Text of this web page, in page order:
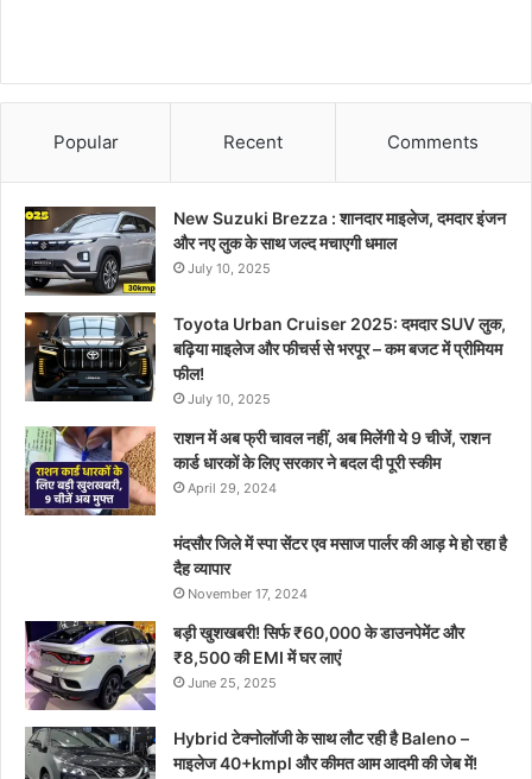
Popular Recent Comments
New Suzuki Brezza : शानदार माइलेज, दमदार इंजन
और नए लुक के साथ जल्द मचाएगी धमाल
July 10, 2025
Toyota Urban Cruiser 2025: दमदार SUV लुक,
बढ़िया माइलेज और फीचर्स से भरपूर – कम बजट में प्रीमियम
फील!
July 10, 2025
राशन में अब फ्री चावल नहीं, अब मिलेंगी ये 9 चीजें, राशन
कार्ड धारकों के लिए सरकार ने बदल दी पूरी स्कीम
April 29, 2024
मंदसौर जिले में स्पा सेंटर एव मसाज पार्लर की आड़ मे हो रहा है
दैह व्यापार
November 17, 2024
बड़ी खुशखबरी! सिर्फ ₹60,000 के डाउनपेमेंट और
₹8,500 की EMI में घर लाएं
June 25, 2025
Hybrid टेक्नोलॉजी के साथ लौट रही है Baleno –
माइलेज 40+kmpl और कीमत आम आदमी की जेब में!